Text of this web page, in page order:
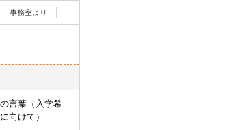
事務室より
言葉（入学希
向けて）